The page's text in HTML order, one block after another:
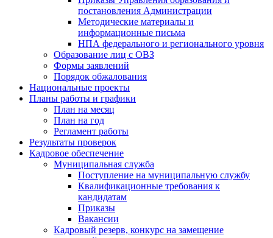
постановления Администрации
Методические материалы и
информационные письма
НПА федерального и регионального уровня
Образование лиц с ОВЗ
Формы заявлений
Порядок обжалования
Национальные проекты
Планы работы и графики
План на месяц
План на год
Регламент работы
Результаты проверок
Кадровое обеспечение
Муниципальная служба
Поступление на муниципальную службу
Квалификационные требования к
кандидатам
Приказы
Вакансии
Кадровый резерв, конкурс на замещение